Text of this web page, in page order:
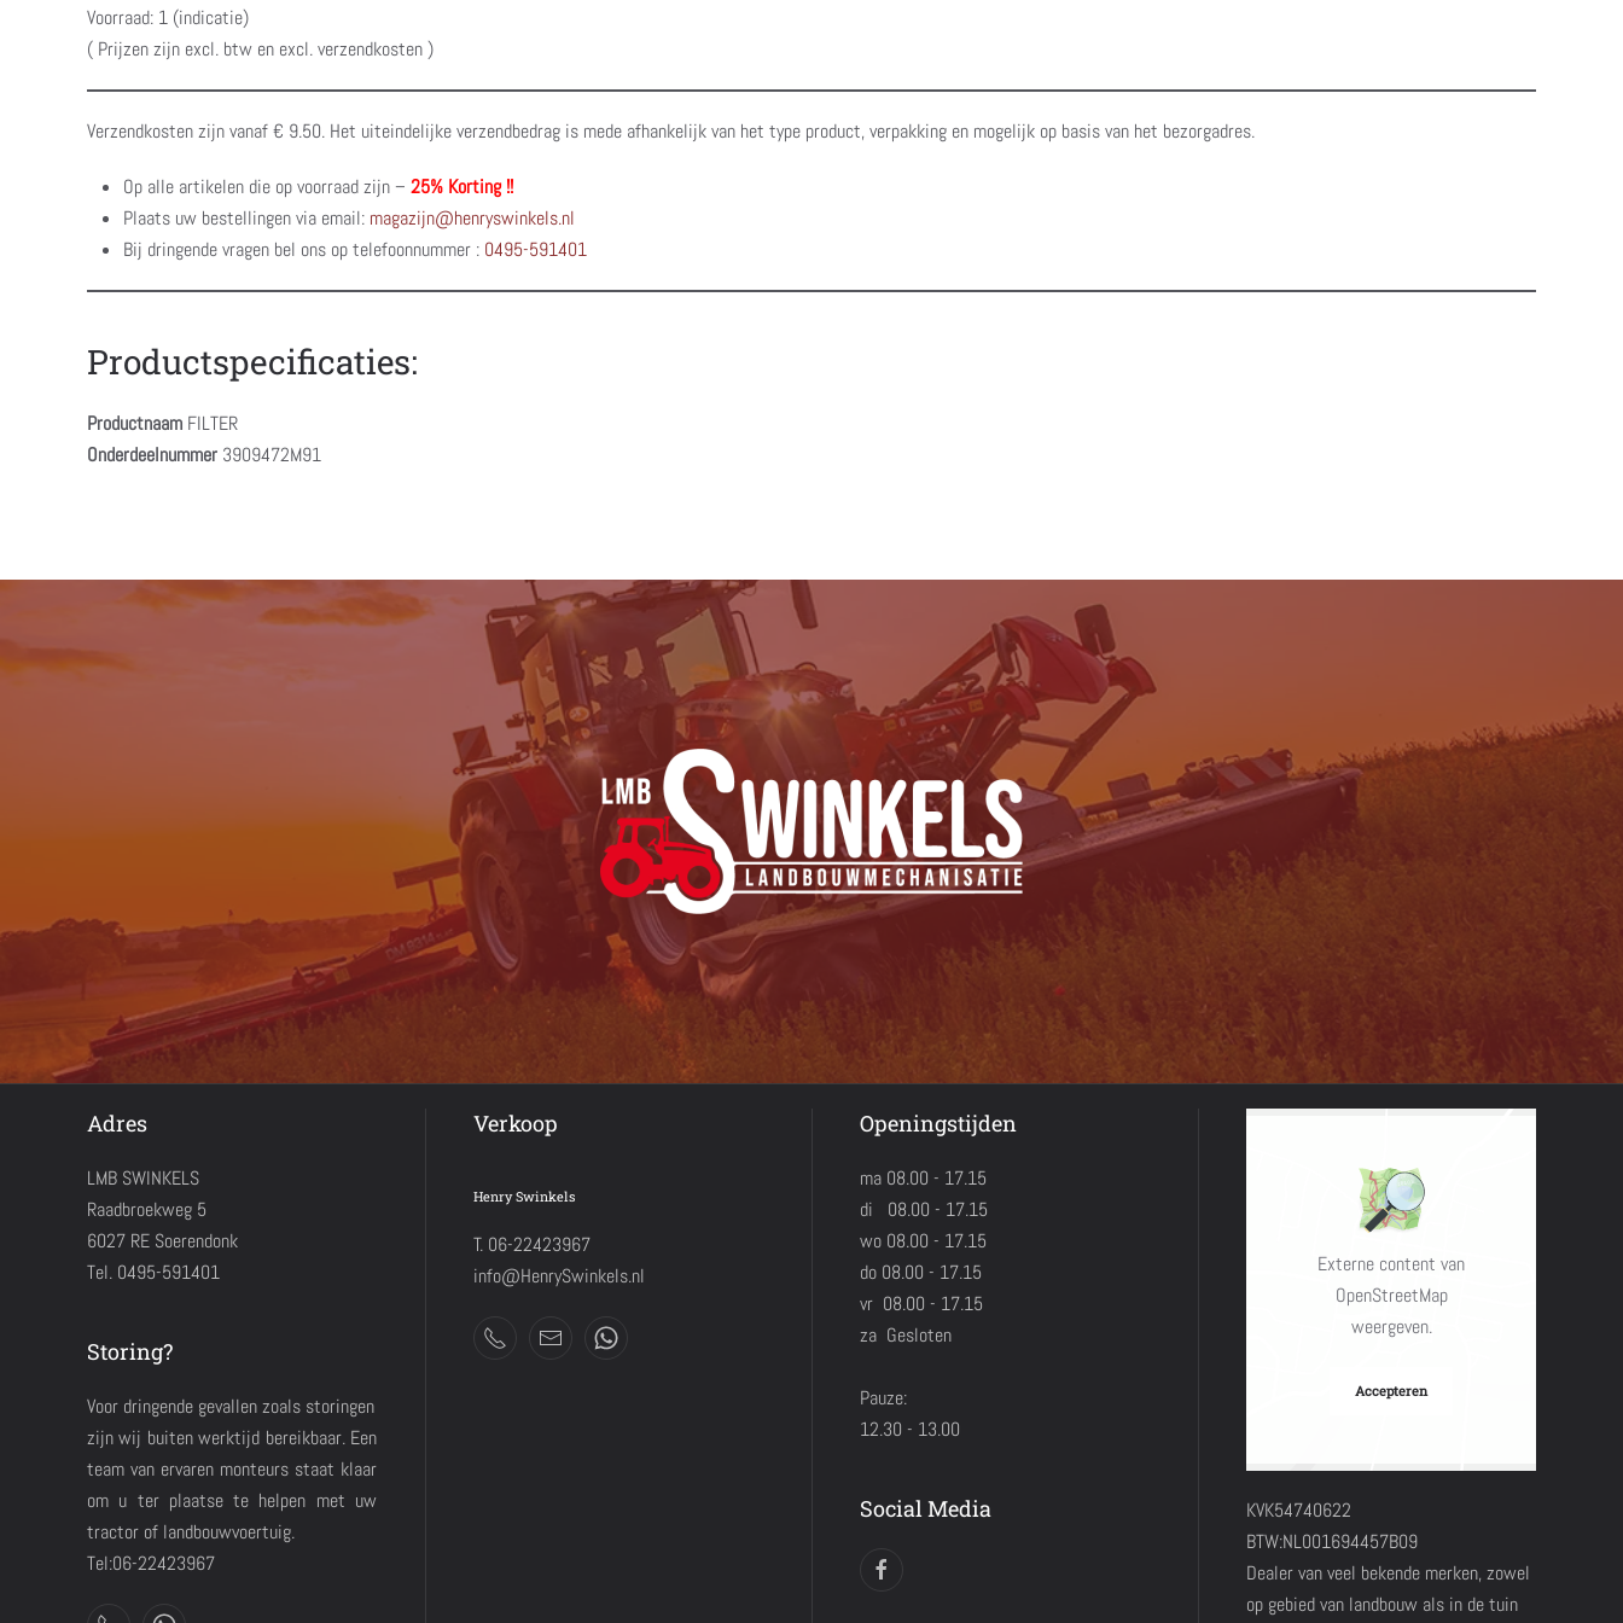
Voorraad: 1 (indicatie)
( Prijzen zijn excl. btw en excl. verzendkosten )
Verzendkosten zijn vanaf € 9.50. Het uiteindelijke verzendbedrag is mede afhankelijk van het type product, verpakking en mogelijk op basis van het bezorgadres.
Op alle artikelen die op voorraad zijn – 25% Korting !!
Plaats uw bestellingen via email: magazijn@henryswinkels.nl
Bij dringende vragen bel ons op telefoonnummer : 0495-591401
Productspecificaties:
Productnaam FILTER
Onderdeelnummer 3909472M91
Adres
LMB SWINKELS
Raadbroekweg 5
6027 RE Soerendonk
Tel. 0495-591401
Storing?
Voor dringende gevallen zoals storingen
zijn wij buiten werktijd bereikbaar. Een
team van ervaren monteurs staat klaar
om u ter plaatse te helpen met uw
tractor of landbouwvoertuig.
Tel:06-22423967
Verkoop
Henry Swinkels
T. 06-22423967
info@HenrySwinkels.nl
Openingstijden
ma 08.00 - 17.15
di 08.00 - 17.15
wo 08.00 - 17.15
do 08.00 - 17.15
vr 08.00 - 17.15
za Gesloten
Pauze:
12.30 - 13.00
Social Media
Externe content van
OpenStreetMap
weergeven.
Accepteren
KVK54740622
BTW:NL001694457B09
Dealer van veel bekende merken, zowel
op gebied van landbouw als in de tuin